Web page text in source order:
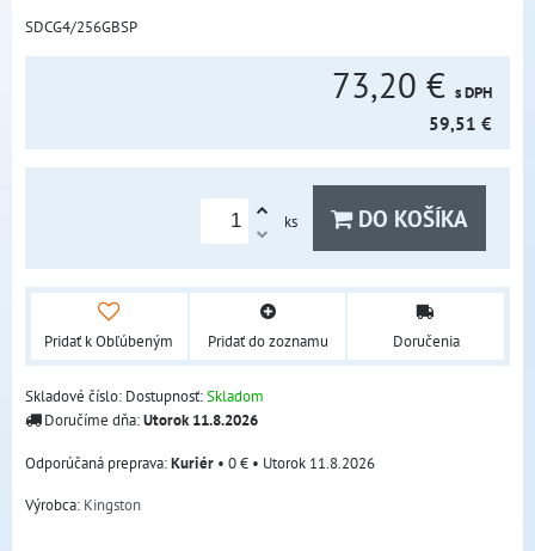
SDCG4/256GBSP
73,20 € s DPH
59,51 €
ks DO KOŠÍKA
Pridať k Obľúbeným Pridať do zoznamu Doručenia
Skladové číslo: Dostupnosť:Skladom
Doručíme dňa:Utorok11.8.2026
Kuriér • 0 € • Utorok 11.8.2026
Výrobca: Kingston